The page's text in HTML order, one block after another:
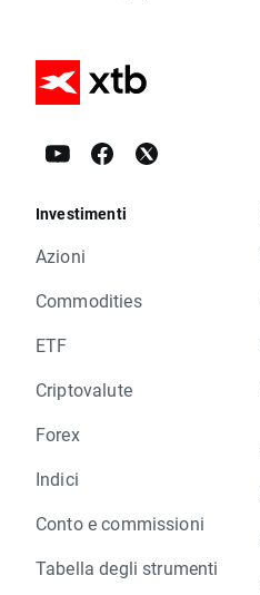
Investimenti
Azioni
Commodities
ETF
Criptovalute
Forex
Indici
Conto e commissioni
Tabella degli strumenti